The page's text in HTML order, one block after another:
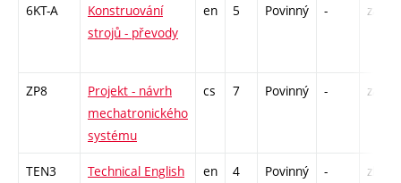
6KT-A
Konstruování
strojů - převody
en 5 Povinný - zá,zk
ZP8
Projekt - návrh
mechatronického
systému
cs 7 Povinný - zá,zk
TEN3
Technical English
en 4 Povinný - zk